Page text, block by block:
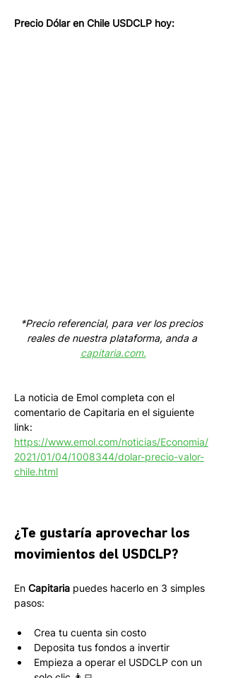
Precio Dólar en Chile USDCLP hoy:
*Precio referencial, para ver los precios
reales de nuestra plataforma, anda a
capitaria.com.
La noticia de Emol completa con el
comentario de Capitaria en el siguiente
link:
https://www.emol.com/noticias/Economia/
2021/01/04/1008344/dolar-precio-valor-
chile.html
¿Te gustaría aprovechar los
movimientos del USDCLP?
En Capitaria puedes hacerlo en 3 simples
pasos:
Crea tu cuenta sin costo
Deposita tus fondos a invertir
Empieza a operar el USDCLP con un